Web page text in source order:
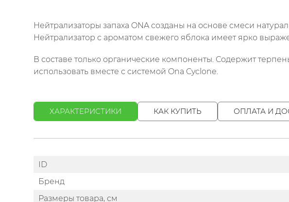
Нейтрализаторы запаха ONA созданы на основе смеси
Нейтрализатор с ароматом свежего яблока имеет ярко
В составе только органические компоненты. Содержит
использовать вместе с системой Ona Cyclone.
ХАРАКТЕРИСТИКИ КАК КУПИТЬ ОПЛАТА И
ID
Бренд
Размеры товара, см